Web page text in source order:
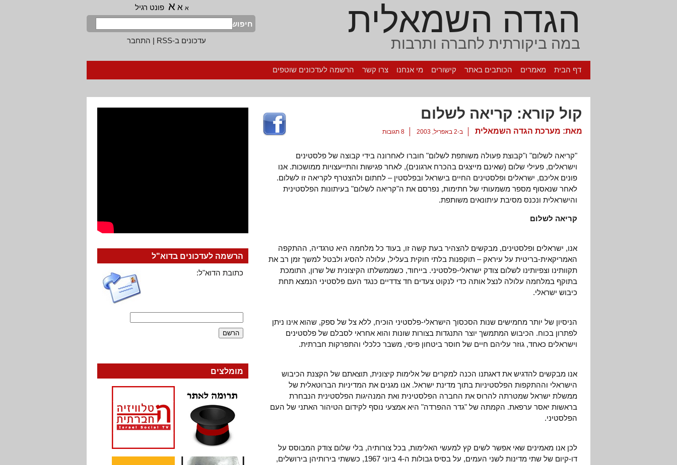
הגדה השמאלית
במה ביקורתית לחברה ותרבות
א א א פונט רגיל
חיפוש
עדכונים ב-RSS
| התחבר
דף הבית מאמרים הכותבים באתר קישורים מי אנחנו צרו קשר הרשמה לעדכונים שוטפים
קול קורא: קריאה לשלום
מאת: מערכת הגדה השמאלית ב-2 באפריל, 2003 8 תגובות
"קריאה לשלום" ו"קבוצת פעולה משותפת לשלום" חוברו לאחרונה בידי קבוצה של פלסטינים
וישראלים, פעילי שלום (שאינם מייצגים בהכרח ארגונים), לאחר פגישות והתייעצויות ממושכות. אנו
פונים אליכם, ישראלים ופלסטינים החיים בישראל ובפלסטין – לחתום ולהצטרף לקריאה זו לשלום.
לאחר שנאסוף מספר משמעותי של חתימות, נפרסם את ה"קריאה לשלום" בעיתונות הפלסטינית
והישראלית ונכנס מסיבת עיתונאים משותפת.
קריאה לשלום
אנו, ישראלים ופלסטינים, מבקשים להצהיר בעת קשה זו, בעוד כל מלחמה היא טרגדיה, ההתקפה
האמריקאית-בריטית על עיראק – תוקפנות בלתי חוקית בעליל, עלולה להסיג ולבטל למשך זמן רב את
תקוותינו וצפיותינו לשלום צודק ישראלי-פלסטיני. בייחוד, כשממשלתו הקיצונית של שרון, התומכת
בתוקף במלחמה עלולה לנצל אותה כדי לנקוט צעדים חד צדדיים כנגד העם פלסטיני הנמצא תחת
כיבוש ישראלי.
הניסיון של יותר מחמישים שנות הסכסוך הישראלי-פלסטיני הוכיח, ללא צל של ספק, שהוא אינו ניתן
לפתרון בכוח. הכיבוש המתמשך יוצר התנגדות בצורות שונות והוא אחראי לסבלם של פלסטינים
וישראלים כאחד, גוזר עליהם חיים של חוסר ביטחון פיסי, משבר כלכלי והתפרקות חברתית.
אנו מבקשים להדגיש את דאגתנו הכנה למקרים של אלימות קיצונית, תוצאתם של הקצנת הכיבוש
הישראלי וההתקפות הפלסטיניות בתוך מדינת ישראל. אנו מגנים את המדיניות הברוטאלית של
ממשלת ישראל שמטרתה להרוס את החברה הפלסטינית ואת המנהיגות הפלסטינית הנבחרת
בראשות יאסר ערפאת. הקמתה של "גדר ההפרדה" היא אמצעי נוסף לקידום הטיהור האתני של העם
הפלסטיני.
לכן אנו מאמינים שאי אפשר לשים קץ למעשי האלימות, בכל צורותיה, בלי שלום צודק המבוסס על
דו-קיום של שתי מדינות לשני העמים, על בסיס גבולות ה-4 ביוני 1967, כששתי בירותיהן בירושלים,
הרשמה לעדכונים בדוא"ל
כתובת הדוא"ל:
מומלצים